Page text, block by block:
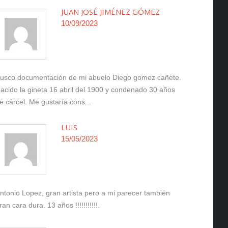
JUAN JOSÉ JIMÉNEZ GÓMEZ
10/09/2023
documentación de mi abuelo Diego gomez cañete.
la gineta 16 abril del 1900 y condenado 30 años
cárcel. Me gustaría cons...
LUIS
15/05/2023
Lopez, gran artista pero a mi parecer también
cara dura. 13 años !!!!!!!!!!!.